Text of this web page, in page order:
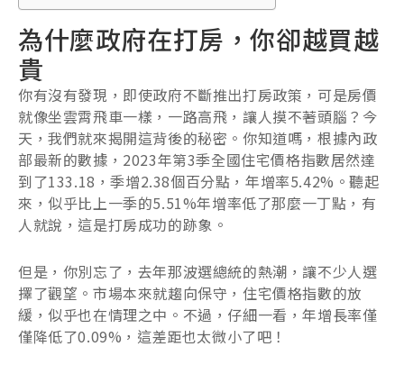
為什麼政府在打房，你卻越買越
貴
你有沒有發現，即使政府不斷推出打房政策，可是房價
就像坐雲霄飛車一樣，一路高飛，讓人摸不著頭腦？今
天，我們就來揭開這背後的秘密。你知道嗎，根據內政
部最新的數據，2023年第3季全國住宅價格指數居然達
到了133.18，季增2.38個百分點，年增率5.42%。聽起
來，似乎比上一季的5.51%年增率低了那麼一丁點，有
人就說，這是打房成功的跡象。
但是，你別忘了，去年那波選總統的熱潮，讓不少人選
擇了觀望。市場本來就趨向保守，住宅價格指數的放
緩，似乎也在情理之中。不過，仔細一看，年增長率僅
僅降低了0.09%，這差距也太微小了吧！